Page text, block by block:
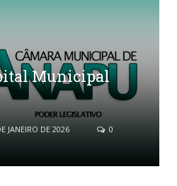
Municipal
JANEIRO DE 2026
0